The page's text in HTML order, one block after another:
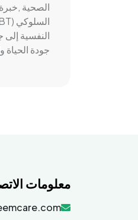
الصحية
النفسية
جودة الحياة
معلومات